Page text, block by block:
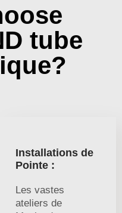
tube
Installations de
Pointe :
Les vastes
ateliers de